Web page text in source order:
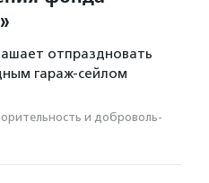
отпраздновать
гараж-сейлом
и доброволь­